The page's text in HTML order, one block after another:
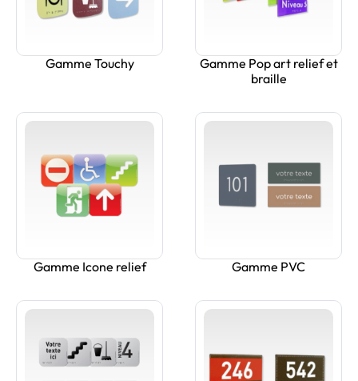
Gamme Touchy
Gamme Pop art relief et
braille
Gamme Icone relief Gamme PVC